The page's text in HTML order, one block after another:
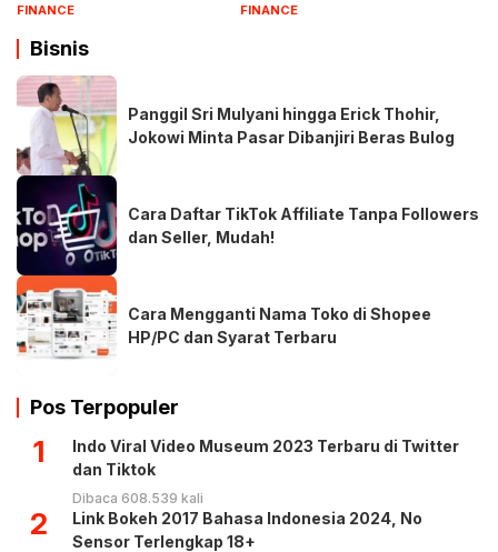
FINANCE FINANCE
Bisnis
Panggil Sri Mulyani hingga Erick Thohir,
Jokowi Minta Pasar Dibanjiri Beras Bulog
Cara Daftar TikTok Affiliate Tanpa Followers
dan Seller, Mudah!
Cara Mengganti Nama Toko di Shopee
HP/PC dan Syarat Terbaru
Pos Terpopuler
1
Indo Viral Video Museum 2023 Terbaru di Twitter
dan Tiktok
Dibaca 608.539 kali
2
Link Bokeh 2017 Bahasa Indonesia 2024, No
Sensor Terlengkap 18+